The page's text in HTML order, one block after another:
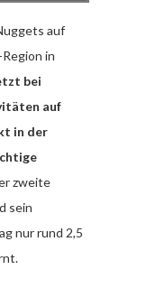
auf
in
bei
auf
in der
zweite
sein
nur rund 2,5